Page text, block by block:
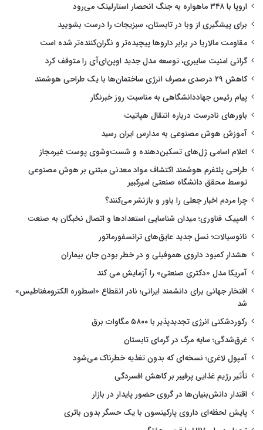
اروپا با ۳۴۸ ماهواره به جنگ انحصار استارلینک می‌رود
برای پیشگیری از وبا در تابستان، سبزیجات را درست بشویید
مقاومت مالاریا در برابر داروها پیچیده‌تر و نگران‌کننده‌تر شده است
گرانی امنیت سایبری، توسعه مدل جدید اوپن‌ای‌آی را متوقف کرد
کاهش ۲۹ درصدی مصرف انرژی ساختمان‌ها با یک طراحی هوشمند
پیام رئیس جهاددانشگاهی به مناسبت روز خبرنگار
باورهای نادرست درباره انتقال هپاتیت
آموزش هوش مصنوعی به مدارس ایران رسید
اعلام اسامی ژل‌های تسکین‌دهنده و شست‌وشوی پوست غیرمجاز
طراحی پلتفرم هوشمند اکتشاف مواد معدنی مبتنی بر هوش مصنوعی
توسط محقق دانشگاه صنعتی امیرکبیر
چرا مردم اخبار جعلی را باور و بازنشر می‌کنند؟
المپیک فناوری؛ میدان شناسایی استعدادها و اتصال نخبگان به صنعت
نانوسیالات؛ نسل جدید عایق‌های ترانسفورماتور
هشدار کمبود داروی هموفیلی و در خطر بودن جان بیماران
آمریکا مدل «دکتری صنعتی» را آزمایش می کند
افتخار جهانی برای دانشمند ایرانی؛ نادر انقطاع «اسطوره الکترومغناطیس»
شد
رکوردشکنی انرژی تجدیدپذیر با ۵۸۰۰ مگاوات برق
غرق‌شدگی؛ سایه مرگ در گرمای تابستان
آمپول لاغری؛ نسخه‌ای که بدون تغذیه خطرناک می‌شود
تأثیر رژیم غذایی پرفیبر بر کاهش افسردگی
اقتدار دانش‌بنیان‌ها در گروی حضور پایدار در بازار
پایش لحظه‌ای داروی پارکینسون با یک حسگر بدون باتری